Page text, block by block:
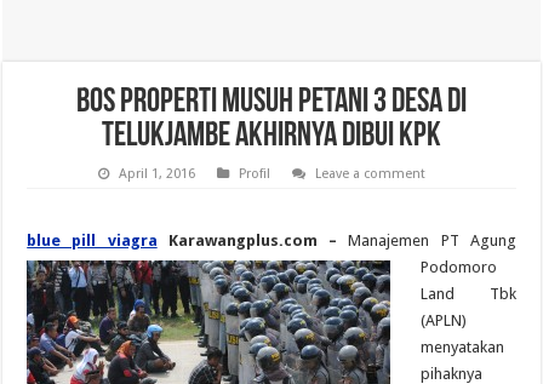
Bos Properti Musuh Petani 3 Desa di
Telukjambe Akhirnya Dibui KPK
April 1, 2016 Profil Leave a comment
blue pill viagra Karawangplus.com – Manajemen PT Agung
Podomoro
Land Tbk
(APLN)
menyatakan
pihaknya